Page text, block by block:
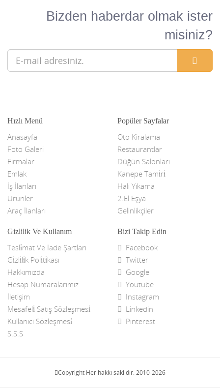
Bizden haberdar olmak ister
misiniz?
Hızlı Menü
Anasayfa
Foto Galeri
Firmalar
Emlak
İş İlanları
Ürünler
Araç İlanları
Popüler Sayfalar
Oto Kiralama
Restaurantlar
Düğün Salonları
Kanepe Tami̇ri̇
Halı Yıkama
2.El Eşya
Gelinlikçiler
Gizlilik Ve Kullanım
Tesli̇mat Ve İade Şartları
Gi̇zli̇li̇k Poli̇ti̇kası
Hakkımızda
Hesap Numaralarımız
İletişim
Mesafeli̇ Satış Sözleşmesi̇
Kullanıcı Sözleşmesi̇
S.S.S
Bizi Takip Edin
Facebook
Twitter
Google
Youtube
Instagram
Linkedin
Pinterest
Copyright Her hakkı saklıdır. 2010-2026